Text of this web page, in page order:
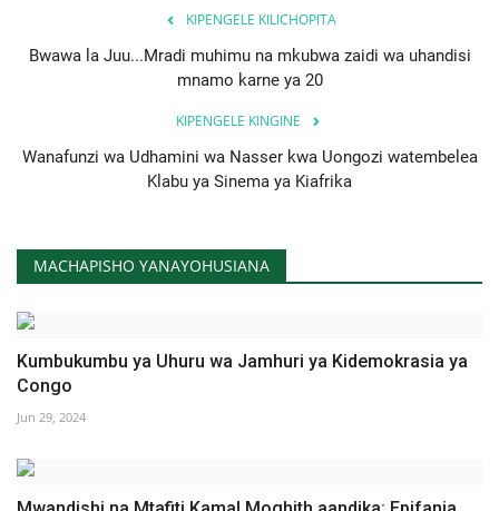
KIPENGELE KILICHOPITA
Bwawa la Juu...Mradi muhimu na mkubwa zaidi wa uhandisi
mnamo karne ya 20
KIPENGELE KINGINE
Wanafunzi wa Udhamini wa Nasser kwa Uongozi watembelea
Klabu ya Sinema ya Kiafrika
MACHAPISHO YANAYOHUSIANA
Kumbukumbu ya Uhuru wa Jamhuri ya Kidemokrasia ya
Congo
Jun 29, 2024